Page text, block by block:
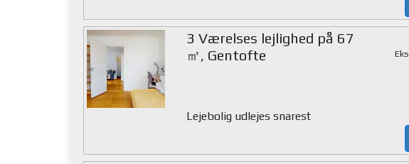
3 Værelses lejlighed på 67
㎡, Gentofte
Lejebolig udlejes snarest